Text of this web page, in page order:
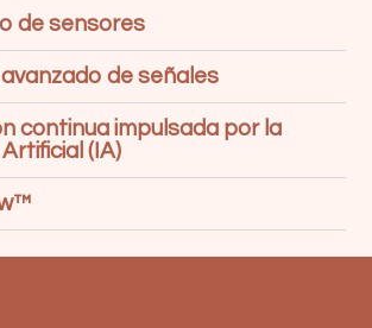
de sensores
avanzado de señales
continua impulsada por la
(IA)